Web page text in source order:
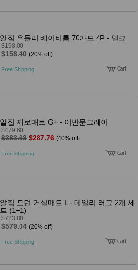
알집 우들리 베이비룸 70가드 4P - 밀크
$198.00
$158.40 (20% off)
Free Shipping
알집 제로매트 G+ - 어반문그레이
$479.60
$383.68 $287.76 (40% off)
Free Shipping
알집 모던 거실매트 L - 데일리 러그 2개 세
트 (1+1)
$723.80
$579.04 (20% off)
Free Shipping